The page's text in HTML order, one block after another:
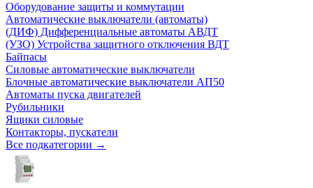
Оборудование защиты и коммутации
Автоматические выключатели (автоматы)
(ДИФ) Дифференциальные автоматы АВДТ
(УЗО) Устройства защитного отключения ВДТ
Байпасы
Силовые автоматические выключатели
Блочные автоматические выключатели АП50
Автоматы пуска двигателей
Рубильники
Ящики силовые
Контакторы, пускатели
Все подкатегории →